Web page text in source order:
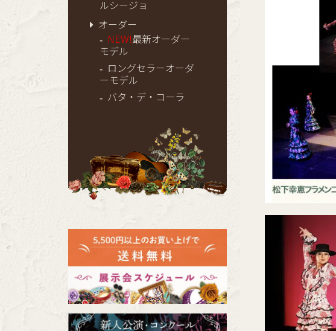
ルシージョ
オーダー
NEW!最新オーダー
モデル
ロングセラーオーダ
ーモデル
バタ・デ・コーラ